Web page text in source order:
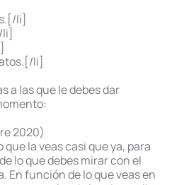
li]
li]
las que le debes dar
2020)
la veas casi que ya, para
lo que debes mirar con el
En función de lo que veas en